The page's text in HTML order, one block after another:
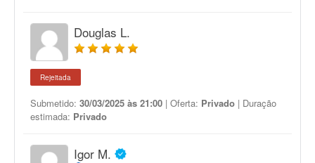
Douglas L.
Rejeitada
Submetido: 30/03/2025 às 21:00 | Oferta: Privado | Duração
estimada: Privado
Igor M.